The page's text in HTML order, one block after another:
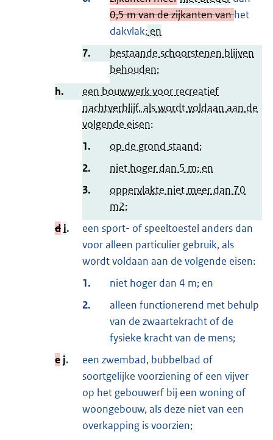
0,5 m van de zijkanten vanhet
dakvlak; en
7.
bestaande schoorstenen blijven
behouden;
h.
een bouwwerk voor recreatief
nachtverblijf, als wordt voldaan aan de
volgende eisen:
1.
op de grond staand;
2.
niet hoger dan 5 m; en
3.
oppervlakte niet meer dan 70
m2;
d i.
een sport- of speeltoestel anders dan
voor alleen particulier gebruik, als
wordt voldaan aan de volgende eisen:
1.
niet hoger dan 4 m; en
2.
alleen functionerend met behulp
van de zwaartekracht of de
fysieke kracht van de mens;
e j.
een zwembad, bubbelbad of
soortgelijke voorziening of een vijver
op het gebouwerf bij een woning of
woongebouw, als deze niet van een
overkapping is voorzien;